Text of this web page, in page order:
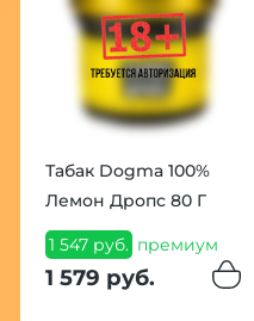
Табак Dogma 100%
Лемон Дропс 80 Г
1 547 руб. премиум
1 579 руб.